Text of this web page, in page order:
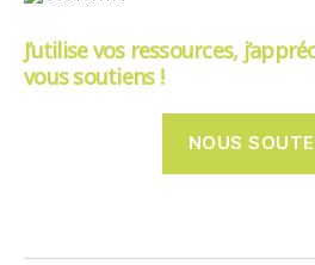
J’utilise vos ressources,
vous soutiens !
NOUS